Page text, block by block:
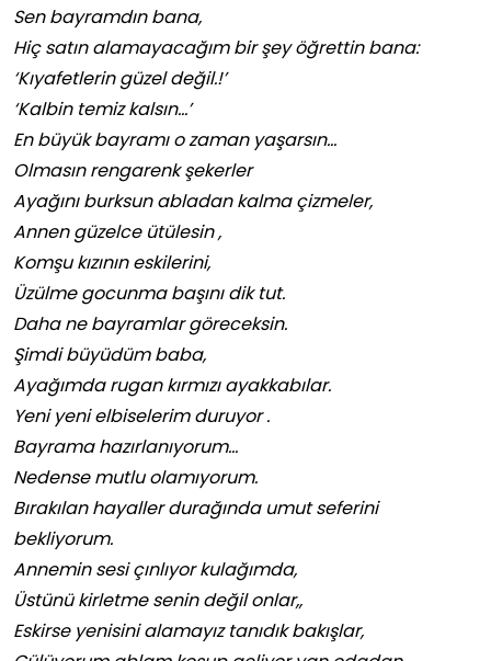
Sen bayramdın bana,
Hiç satın alamayacağım bir şey öğrettin bana:
‘Kıyafetlerin güzel değil.!’
‘Kalbin temiz kalsın…’
En büyük bayramı o zaman yaşarsın…
Olmasın rengarenk şekerler
Ayağını burksun abladan kalma çizmeler,
Annen güzelce ütülesin ,
Komşu kızının eskilerini,
Üzülme gocunma başını dik tut.
Daha ne bayramlar göreceksin.
Şimdi büyüdüm baba,
Ayağımda rugan kırmızı ayakkabılar.
Yeni yeni elbiselerim duruyor .
Bayrama hazırlanıyorum…
Nedense mutlu olamıyorum.
Bırakılan hayaller durağında umut seferini
bekliyorum.
Annemin sesi çınlıyor kulağımda,
Üstünü kirletme senin değil onlar,,
Eskirse yenisini alamayız tanıdık bakışlar,